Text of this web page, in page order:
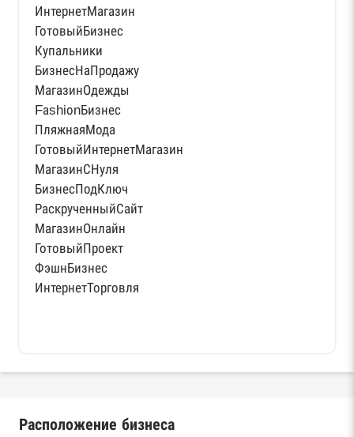
ИнтернетМагазин
ГотовыйБизнес
Купальники
БизнесНаПродажу
МагазинОдежды
FаshiоnБизнес
ПляжнаяМода
ГотовыйИнтернетМагазин
МагазинСНуля
БизнесПодКлюч
РаскрученныйСайт
МагазинОнлайн
ГотовыйПроект
ФэшнБизнес
ИнтернетТорговля
Расположение бизнеса